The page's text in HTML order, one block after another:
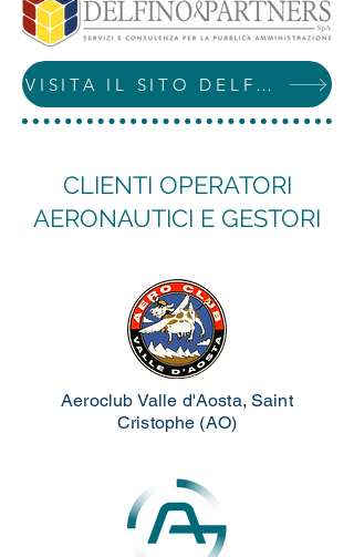
VISITA IL SITO DELFINO&PARTNERS
CLIENTI OPERATORI
AERONAUTICI E GESTORI
Aeroclub Valle d'Aosta, Saint
Cristophe (AO)